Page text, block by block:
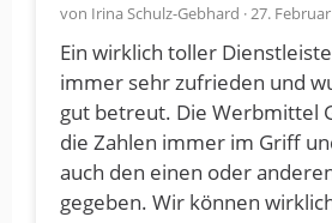
von Irina Schulz-Gebhard · 27.
Ein wirklich toller
immer sehr zufrieden und
gut betreut. Die Werbmittel
die Zahlen immer im Griff
auch den einen oder
gegeben. Wir können